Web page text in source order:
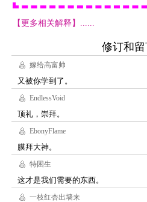
【更多相关解释】......